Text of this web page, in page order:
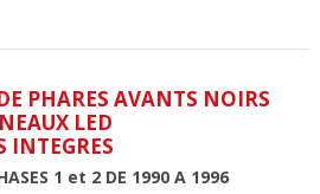
PHARES AVANTS NOIRS
LED
INTEGRES
1 et 2 DE 1990 A 1996